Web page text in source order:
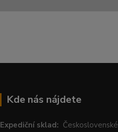
Kde nás nájdete
Expediční sklad: Československé